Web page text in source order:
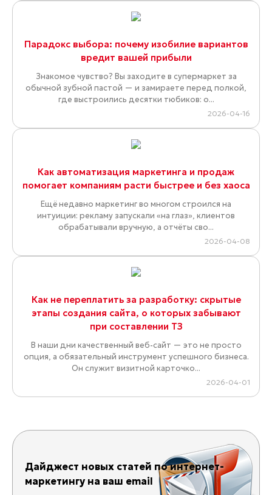
Парадокс выбора: почему изобилие вариантов
вредит вашей прибыли
Знакомое чувство? Вы заходите в супермаркет за
обычной зубной пастой — и замираете перед полкой,
где выстроились десятки тюбиков: о...
2026-04-16
Как автоматизация маркетинга и продаж
помогает компаниям расти быстрее и без хаоса
Ещё недавно маркетинг во многом строился на
интуиции: рекламу запускали «на глаз», клиентов
обрабатывали вручную, а отчёты сво...
2026-04-08
Как не переплатить за разработку: скрытые
этапы создания сайта, о которых забывают
при составлении ТЗ
В наши дни качественный веб-сайт — это не просто
опция, а обязательный инструмент успешного бизнеса.
Он служит визитной карточко...
2026-04-01
Дайджест новых статей по интернет-
маркетингу на ваш email